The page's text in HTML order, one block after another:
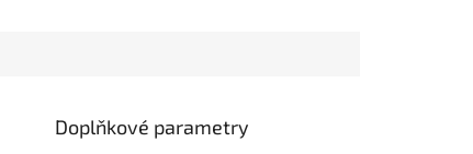
Doplňkové parametry